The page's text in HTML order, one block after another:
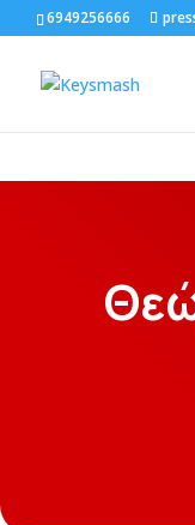
6949256666